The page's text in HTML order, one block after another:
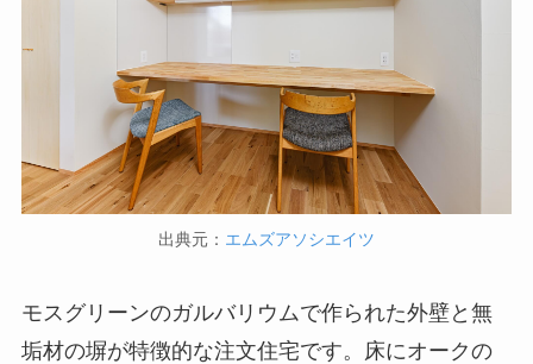
出典元： エムズアソシエイツ
モスグリーンのガルバリウムで作られた外壁と無
垢材の塀が特徴的な注文住宅です。床にオークの